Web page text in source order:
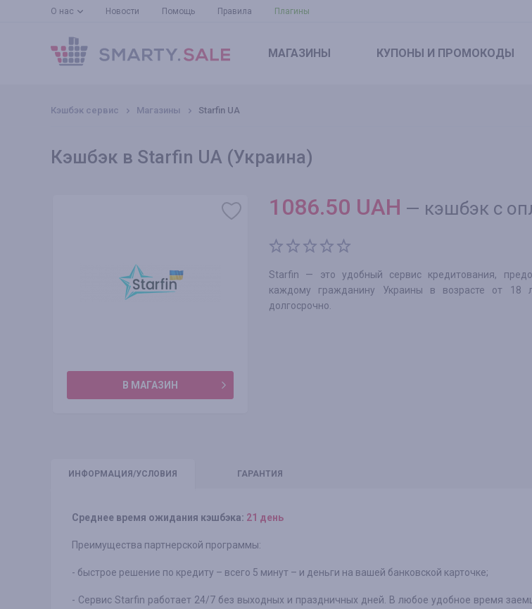
О нас Новости Помощь Правила Плагины
МАГАЗИНЫ КУПОНЫ И ПРОМОКОДЫ
Кэшбэк сервис Магазины Starfin UA
Кэшбэк в Starfin UA (Украина)
В МАГАЗИН
1086.50 UAH — кэшбэк с
Starfin — это удобный сервис кредитования,
каждому гражданину Украины в возрасте от 18
долгосрочно.
ИНФО РМАЦИЯ/УСЛОВИЯ ГАРАНТИЯ
Среднее время ожидания кэшбэка: 21 день
Преимущества партнерской программы:
- быстрое решение по кредиту – всего 5 минут – и деньги на вашей банковской карточке;
- Сервис Starfin работает 24/7 без выходных и праздничных дней. В любое удобное время